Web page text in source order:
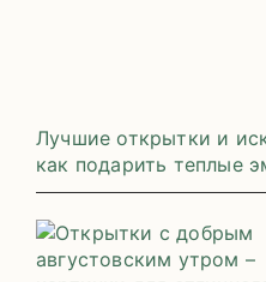
Лучшие открытки и
как подарить теплые